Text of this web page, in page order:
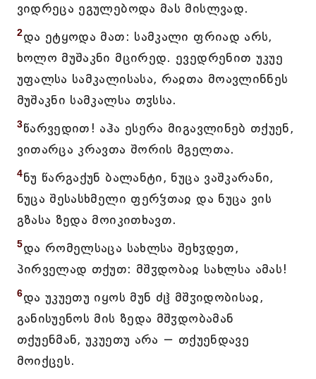
ვიდრეცა ეგულებოდა მას მისლვად.
2და ეტყოდა მათ: სამკალი ფრიად არს,
ხოლო მუშაკნი მცირედ. ევედრენით უკუე
უფალსა სამკალისასა, რაჲთა მოავლინნეს
მუშაკნი სამკალსა თჳსსა.
3წარვედით! აჰა ესერა მიგავლინებ თქუენ,
ვითარცა კრავთა შორის მგელთა.
4ნუ წარგაქუნ ბალანტი, ნუცა ვაშკარანი,
ნუცა შესასხმელი ფერჴთაჲ და ნუცა ვის
გზასა ზედა მოიკითხავთ.
5და რომელსაცა სახლსა შეხჳდეთ,
პირველად თქუთ: მშჳდობაჲ სახლსა ამას!
6და უკუეთუ იყოს მუნ ძჱ მშჳიდობისაჲ,
განისუენოს მის ზედა მშჳდობამან
თქუენმან, უკუეთუ არა − თქუენდავე
მოიქცეს.